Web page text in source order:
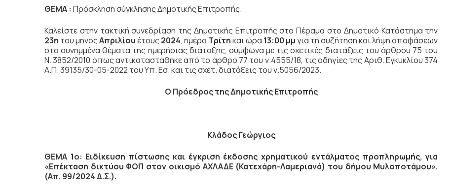
ΘΕΜΑ : Πρόσκληση σύγκλησης Δημοτικής Επιτροπής.
Καλείστε στην τακτική συνεδρίαση της Δημοτικής Επιτροπής στο Πέραμα στο Δημοτικό Κατάστημα την
23η του μηνόςΑπριλίουέτους 2024, ημέρα Τρίτηκαι ώρα 13:00 μμγια τη συζήτηση και λήψη αποφάσεων
στα συνημμένα θέματα της ημερήσιας διάταξης, σύμφωνα με τις σχετικές διατάξεις του άρθρου 75 του
Ν. 3852/2010 όπως αντικαταστάθηκε από το άρθρο 77 του ν.4555/18, τις οδηγίες της Αριθ. Εγκυκλίου 374
Α.Π. 39135/30-05-2022 του Υπ. Εσ. και τις σχετ. διατάξεις του ν.5056/2023.
Ο Πρόεδροςτης Δημοτικής Επιτροπής
Κλάδος Γεώργιος
ΘΕΜΑ 1ο: Ειδίκευση πίστωσης και έγκριση έκδοσης χρηματικού εντάλματος προπληρωμής, για
«Επέκταση δικτύου ΦΟΠ στον οικισμό ΑΧΛΑΔΕ (Κατεχάρη-Λαμεριανά) του δήμου Μυλοποτάμου».
(Απ. 99/2024 Δ.Σ.).